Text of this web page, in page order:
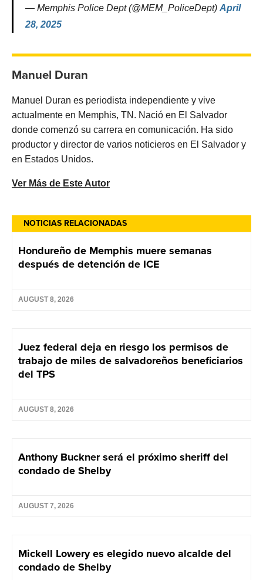
NOTICIAS RELACIONADAS
Hondureño de Memphis muere semanas
después de detención de ICE
AUGUST 8, 2026
Juez federal deja en riesgo los permisos de
trabajo de miles de salvadoreños beneficiarios
del TPS
AUGUST 8, 2026
Anthony Buckner será el próximo sheriff del
condado de Shelby
AUGUST 7, 2026
Mickell Lowery es elegido nuevo alcalde del
condado de Shelby
— Memphis Police Dept (@MEM_PoliceDept) April
28, 2025
Manuel Duran
Manuel Duran es periodista independiente y vive
actualmente en Memphis, TN. Nació en El Salvador
donde comenzó su carrera en comunicación. Ha sido
productor y director de varios noticieros en El Salvador y
en Estados Unidos.
Ver Más de Este Autor